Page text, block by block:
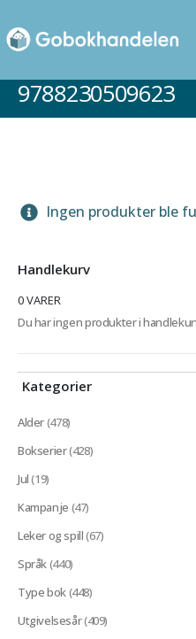
9788230509623
Ingen produkter ble
Handlekurv
0 VARER
Du har ingen produkter i
Kategorier
Alder(478)
Bokserier(428)
Jul(19)
Kampanje (47)
Leker og spill(67)
Språk(440)
Type bok(448)
Utgivelsesår(409)